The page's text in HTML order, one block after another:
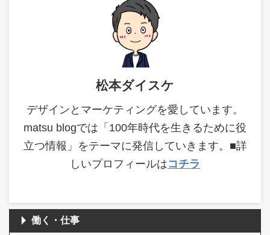
松本ダイスケ
デザインとマーケティングを愛しています。
matsu blogでは「100年時代を生きるために役
立つ情報」をテーマに発信していきます。■詳
しいプロフィールはコチラ
働く・仕事